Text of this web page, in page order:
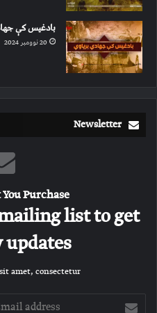
بادغیس کې
20 نوومبر 2024
Newsletter
Purchase
list to get
amet, consectetur.